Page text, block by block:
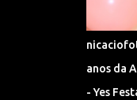
anos da
- Yes